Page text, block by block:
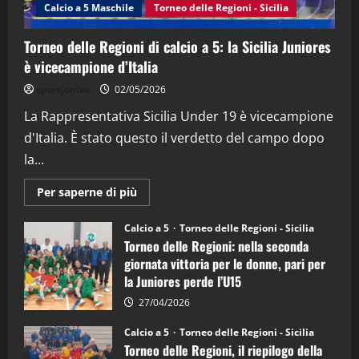
4 15/04/2026
"SportEmpire" in Podcast
“SportEmpire” in Podcast: 26^ Puntata
08/04/2026
Calcio a 5 Maschile Torneo delle Regioni - Sicilia
Torneo delle Regioni di calcio a 5: la Sicilia Juniores
è vicecampione d’Italia
02/05/2026
La Rappresentativa Sicilia Under 19 è vicecampione
d'Italia. È stato questo il verdetto del campo dopo
la...
Per saperne di più
informazioni
Torneo
delle
Regioni
di
calcio
a
5:
la
Juniores
è
vicecampione
Calcio a 5 Torneo delle Regioni - Sicilia
Torneo delle Regioni: nella seconda
giornata vittoria per le donne, pari per
la Juniores perde l’U15
27/04/2026
Calcio a 5 Torneo delle Regioni - Sicilia
Torneo delle Regioni, il riepilogo della